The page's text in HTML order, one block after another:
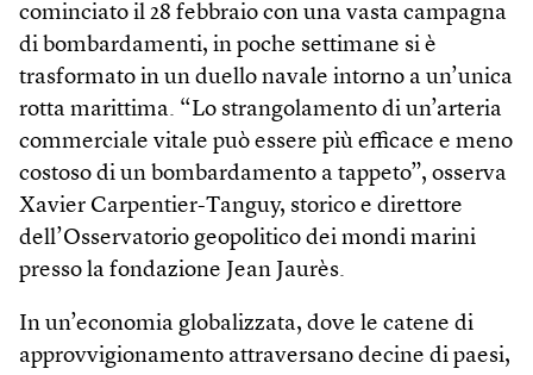
cominciato il 28 febbraio con una vasta campagna
di bombardamenti, in poche settimane si è
trasformato in un duello navale intorno a un’unica
rotta marittima. “Lo strangolamento di un’arteria
commerciale vitale può essere più efficace e meno
costoso di un bombardamento a tappeto”, osserva
Xavier Carpentier-Tanguy, storico e direttore
dell’Osservatorio geopolitico dei mondi marini
presso la fondazione Jean Jaurès.
In un’economia globalizzata, dove le catene di
approvvigionamento attraversano decine di paesi,